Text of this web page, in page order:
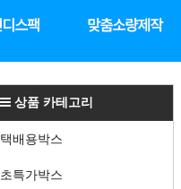
상품 카테고리
택배용박스
초특가박스